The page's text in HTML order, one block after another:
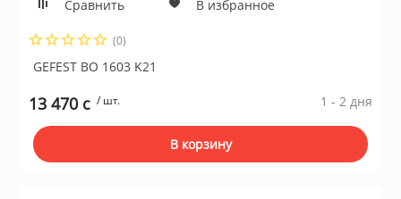
Сравнить В избранное
(0)
GEFEST ВО 1603 K21
13 470 c / шт. 1 - 2 дня
В корзину